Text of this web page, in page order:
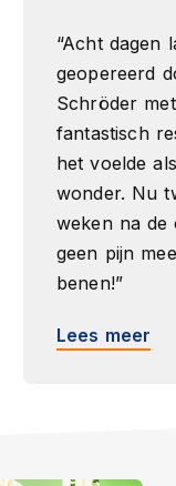
“Acht dagen
geopereerd
Schröder
fantastisch
het voelde
wonder. Nu
weken na de
geen pijn
benen!”
Lees meer